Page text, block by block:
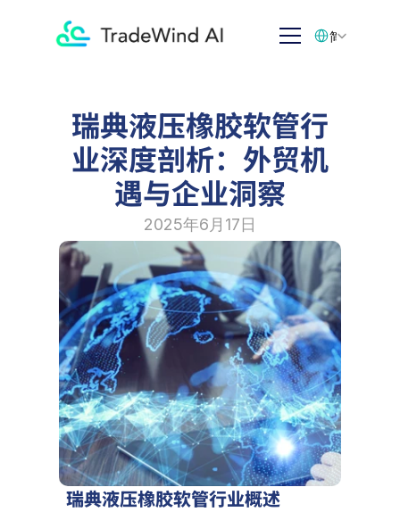
瑞典液压橡胶软管行
业深度剖析：外贸机
遇与企业洞察
2025年6月17日
瑞典液压橡胶软管行业概述
简体中文